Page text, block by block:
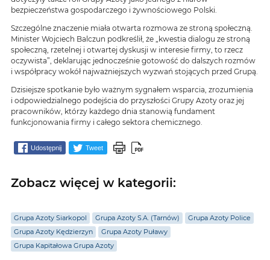
bezpieczeństwa gospodarczego i żywnościowego Polski.
Szczególne znaczenie miała otwarta rozmowa ze stroną społeczną.
Minister Wojciech Balczun podkreślił, że „kwestia dialogu ze stroną
społeczną, rzetelnej i otwartej dyskusji w interesie firmy, to rzecz
oczywista”, deklarując jednocześnie gotowość do dalszych rozmów
i współpracy wokół najważniejszych wyzwań stojących przed Grupą.
Dzisiejsze spotkanie było ważnym sygnałem wsparcia, zrozumienia
i odpowiedzialnego podejścia do przyszłości Grupy Azoty oraz jej
pracowników, którzy każdego dnia stanowią fundament
funkcjonowania firmy i całego sektora chemicznego.
Udostępnij Tweet
Zobacz więcej w kategorii:
Grupa Azoty Siarkopol Grupa Azoty S.A. (Tarnów)
Grupa Azoty Police
Grupa Azoty Kędzierzyn
Grupa Azoty Puławy
Grupa Kapitałowa Grupa Azoty